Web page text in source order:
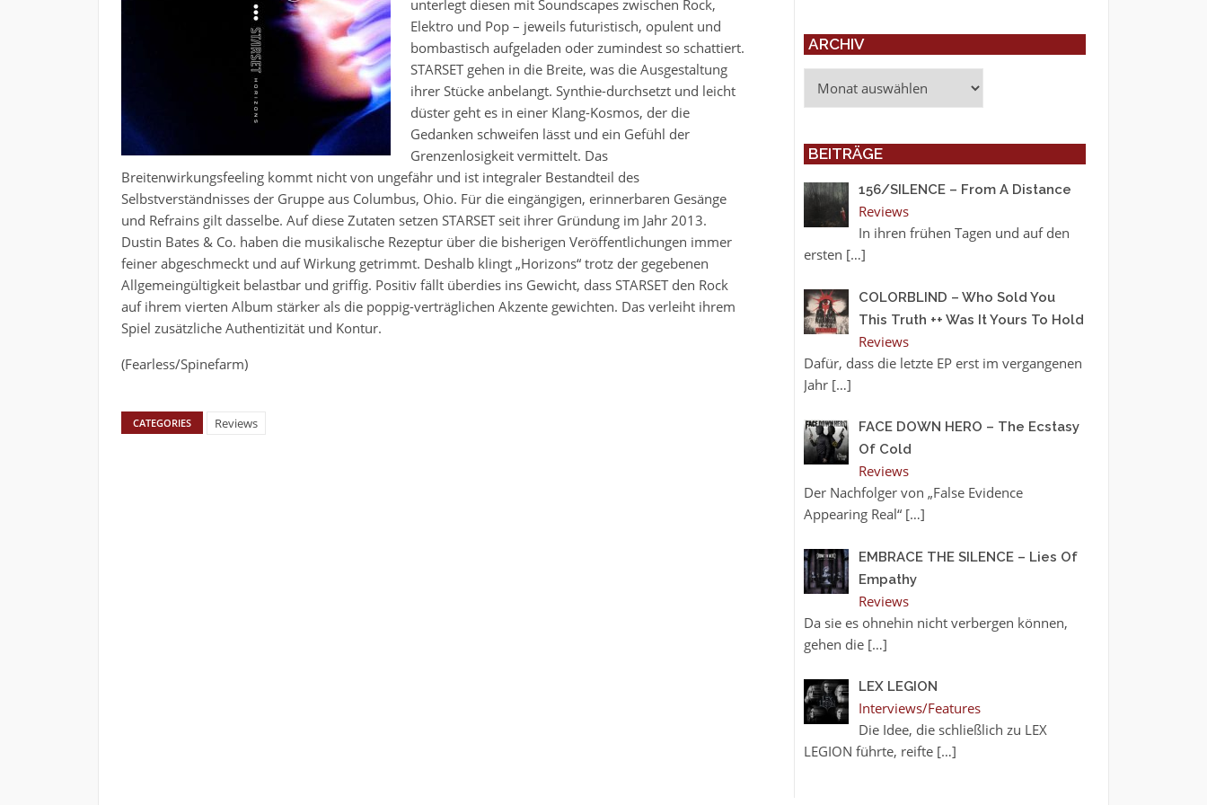
unterlegt diesen mit Soundscapes zwischen Rock,
Elektro und Pop – jeweils futuristisch, opulent und
bombastisch aufgeladen oder zumindest so schattiert.
STARSET gehen in die Breite, was die Ausgestaltung
ihrer Stücke anbelangt. Synthie-durchsetzt und leicht
düster geht es in einer Klang-Kosmos, der die
Gedanken schweifen lässt und ein Gefühl der
Grenzenlosigkeit vermittelt. Das
Breitenwirkungsfeeling kommt nicht von ungefähr und ist integraler Bestandteil des
Selbstverständnisses der Gruppe aus Columbus, Ohio. Für die eingängigen, erinnerbaren Gesänge
und Refrains gilt dasselbe. Auf diese Zutaten setzen STARSET seit ihrer Gründung im Jahr 2013.
Dustin Bates & Co. haben die musikalische Rezeptur über die bisherigen Veröffentlichungen immer
feiner abgeschmeckt und auf Wirkung getrimmt. Deshalb klingt „Horizons“ trotz der gegebenen
Allgemeingültigkeit belastbar und griffig. Positiv fällt überdies ins Gewicht, dass STARSET den Rock
auf ihrem vierten Album stärker als die poppig-verträglichen Akzente gewichten. Das verleiht ihrem
Spiel zusätzliche Authentizität und Kontur.
(Fearless/Spinefarm)
CATEGORIES Reviews
ARCHIV
BEITRÄGE
156/SILENCE – From A Distance
Reviews
In ihren frühen Tagen und auf den
ersten […]
COLORBLIND – Who Sold You
This Truth ++ Was It Yours To Hold
Reviews
Dafür, dass die letzte EP erst im vergangenen
Jahr […]
FACE DOWN HERO – The Ecstasy
Of Cold
Reviews
Der Nachfolger von „False Evidence
Appearing Real“ […]
EMBRACE THE SILENCE – Lies Of
Empathy
Reviews
Da sie es ohnehin nicht verbergen können,
gehen die […]
LEX LEGION
Interviews/Features
Die Idee, die schließlich zu LEX
LEGION führte, reifte […]